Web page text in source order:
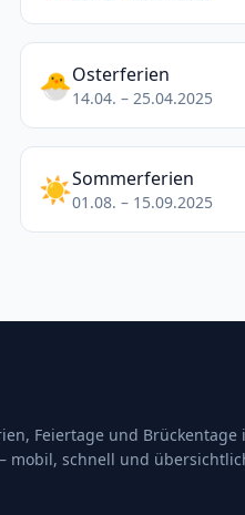
🐣Osterferien
14.04. – 25.04.2025
☀️Sommerferien
01.08. – 15.09.2025
Feiertage und Brückentage
mobil, schnell und